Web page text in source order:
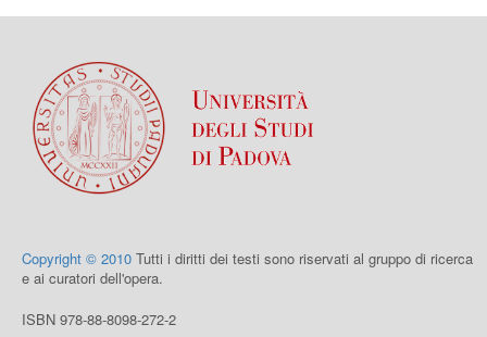
Copyright © 2010 Tutti i diritti dei testi sono riservati al gruppo di ricerca
e ai curatori dell'opera.
ISBN 978-88-8098-272-2